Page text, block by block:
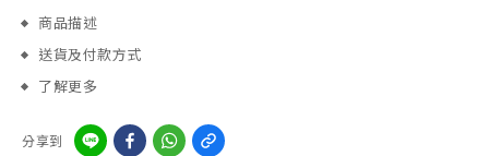
商品描述
送貨及付款方式
了解更多
分享到